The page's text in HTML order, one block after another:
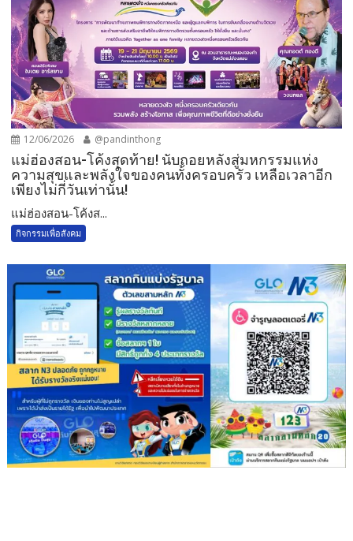
12/06/2026 @pandinthong
แม่ฮ่องสอน-โค้งสุดท้าย! นับถอยหลังสู่มหกรรมแห่ง
ความสุขและพลังใจของคนทั้งครอบครัว เหลือเวลาอีก
เพียงไม่กี่วันเท่านั้น!
แม่ฮ่องสอน-โค้งส...
กิจกรรมเพื่อสังคม